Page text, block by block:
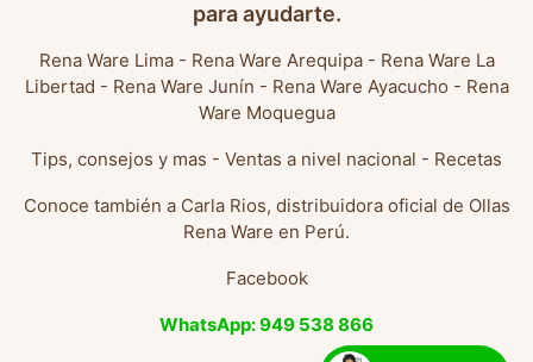
para ayudarte.
Rena Ware Lima- Rena Ware Arequipa- Rena Ware La
Libertad - Rena Ware Junín - Rena Ware Ayacucho - Rena
Ware Moquegua
Tips, consejos y mas - Ventas a nivel nacional - Recetas
Conoce también a Carla Rios, distribuidora oficial de Ollas
Rena Ware en Perú.
Facebook
WhatsApp: 949 538 866